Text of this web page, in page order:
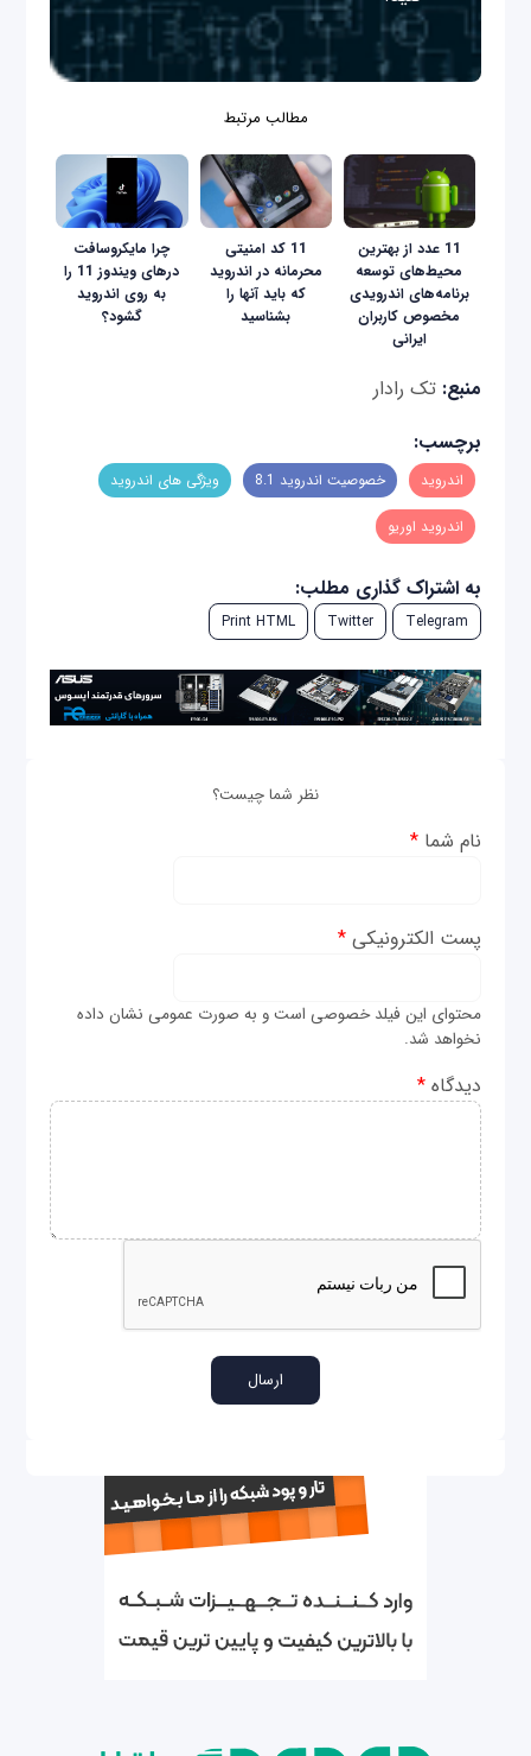
مطالب مرتبط
11 عدد از بهترین
محیط‌های توسعه
برنامه‌های اندرویدی
مخصوص کاربران
ایرانی
11 کد امنیتی
محرمانه در اندروید
که باید آنها را
بشناسید
چرا مایکروسافت
در‌های ویندوز 11 را
به روی اندروید
گشود؟
منبع:تک رادار
برچسب:
اندروید خصوصیت اندروید 8.1 ویژگی های اندروید
اندروید اوریو
به اشتراک گذاری مطلب:
Telegram
Twitter
Print HTML
نظر شما چیست؟
نام شما*
پست الکترونیکی*
محتوای این فیلد خصوصی است و به صورت عمومی نشان داده
نخواهد شد.
دیدگاه*